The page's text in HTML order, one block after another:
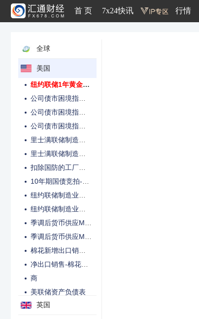
首 页 7x24快讯 行情
全球
美国
纽约联储1年房价通胀预期
纽约联储3年通胀预期
纽约联储1年黄金涨幅预期
公司债市困境指数-市场整体均值
公司债市困境指数-投资级均值
公司债市困境指数-高收益均值
里士满联储制造业新订单指数
里士满联储制造业就业指数
扣除国防的工厂订单月率
10年期国债竞拍-中标利率
纽约联储制造业价格支付指数
纽约联储制造业未来6个月预期指数
季调后货币供应M2金额
季调后货币供应M1金额
棉花新增出口销售-USDA每周
净出口销售-棉花第二年-USDA每周
商
美联储资产负债表
ADP就业周度发布变动
英国